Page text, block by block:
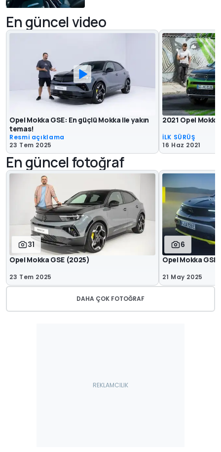
En güncel video
Opel Mokka GSE: En güçlü Mokka ile yakın
temas!
Resmi açıklama
23 Tem 2025
2021 Opel
İLK SÜRÜŞ
16 Haz 2021
En güncel fotoğraf
31
Opel Mokka GSE (2025)
23 Tem 2025
6
Opel Mokka
21 May 2025
DAHA ÇOK FOTOĞRAF